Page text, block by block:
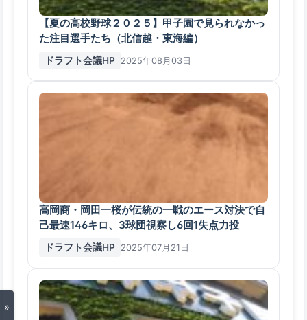
»
【夏の高校野球２０２５】甲子園で見られなかっ
た注目選手たち（北信越・東海編）
ドラフト会議HP 2025年08月03日
高岡商・岡田一桜が伝統の一戦のエース対決で自
己最速146キロ、3球団視察し6回1失点力投
ドラフト会議HP 2025年07月21日